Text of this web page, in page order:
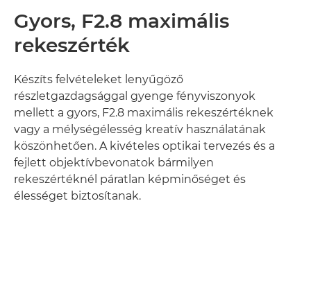
Gyors, F2.8 maximális
rekeszérték
Készíts felvételeket lenyűgöző
részletgazdagsággal gyenge fényviszonyok
mellett a gyors, F2.8 maximális rekeszértéknek
vagy a mélységélesség kreatív használatának
köszönhetően. A kivételes optikai tervezés és a
fejlett objektívbevonatok bármilyen
rekeszértéknél páratlan képminőséget és
élességet biztosítanak.